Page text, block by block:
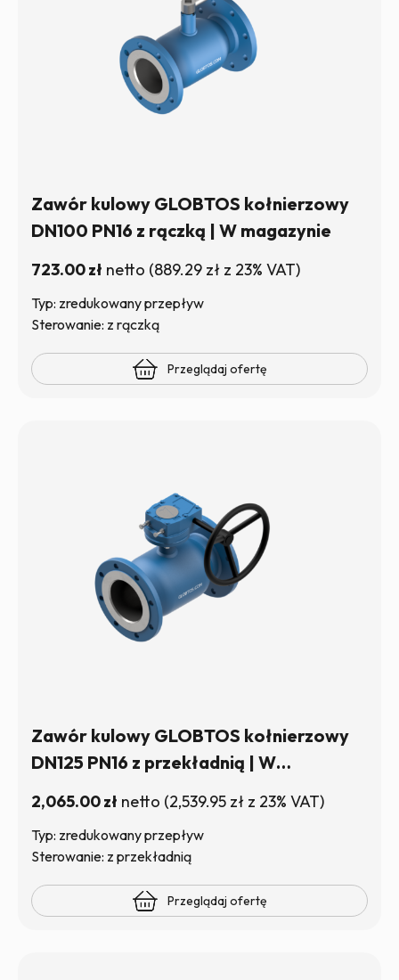
Zawór kulowy GLOBTOS kołnierzowy
DN100 PN16 z rączką | W magazynie
723.00zł netto (889.29 zł z 23% VAT)
Typ: zredukowany przepływ
Sterowanie: z rączką
Przeglądaj ofertę
Zawór kulowy GLOBTOS kołnierzowy
DN125 PN16 z przekładnią | W
2,065.00zł netto (2,539.95 zł z 23% VAT)
Typ: zredukowany przepływ
Sterowanie: z przekładnią
Przeglądaj ofertę